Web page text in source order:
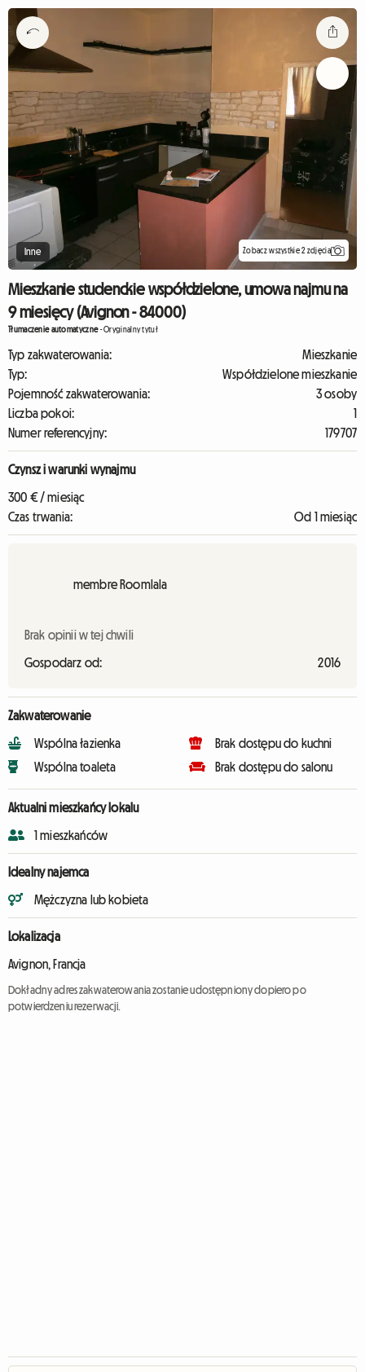
Inne Zobacz wszystkie 2 zdjęcia
Mieszkanie studenckie współdzielone, umowa najmu na
9 miesięcy (Avignon - 84000)
Tłumaczenie automatyczne-Oryginalny tytuł
Typ zakwaterowania:
Mieszkanie
Typ:
Współdzielone mieszkanie
Pojemność zakwaterowania:
3 osoby
Liczba pokoi:
1
Numer referencyjny:
179707
Czynsz i warunki wynajmu
300 € / miesiąc
Czas trwania:
Od 1 miesiąc
membre Roomlala
Brak opinii w tej chwili
Gospodarz od: 2016
Zakwaterowanie
Wspólna łazienka
Wspólna toaleta
Brak dostępu do kuchni
Brak dostępu do salonu
Aktualni mieszkańcy lokalu
1 mieszkańców
Idealny najemca
Mężczyzna lub kobieta
Lokalizacja
Avignon, Francja
Dokładny adres zakwaterowania zostanie udostępniony dopiero po
potwierdzeniu rezerwacji.